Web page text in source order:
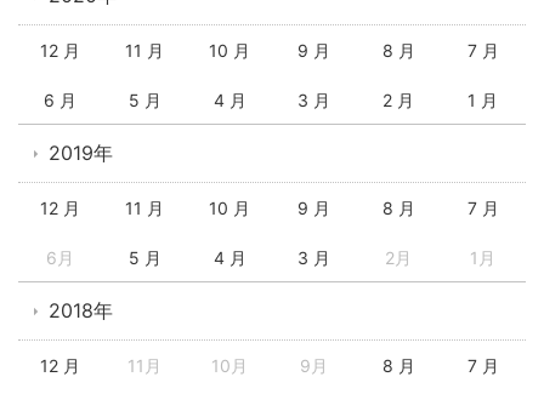
12 月 11 月 10 月 9 月 8 月 7 月
6 月 5 月 4 月 3 月 2 月 1 月
2019年
12 月 11 月 10 月 9 月 8 月 7 月
6月 5 月 4 月 3 月 2月 1月
2018年
12 月 11月 10月 9月 8 月 7 月